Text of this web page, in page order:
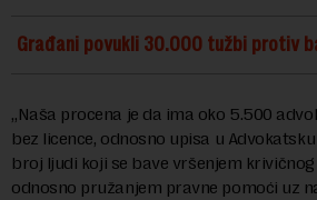
Građani povukli 30.000 tužbi protiv
„Naša procena je da ima oko 5.500
bez licence, odnosno upisa u
broj ljudi koji se bave vršenjem
odnosno pružanjem pravne pomoći uz